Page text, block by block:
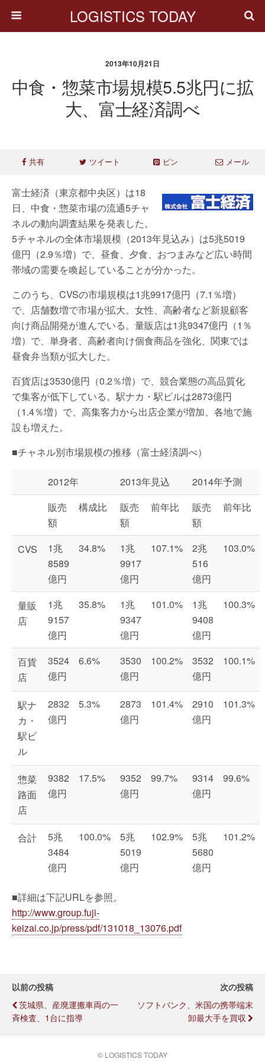
LOGISTICS TODAY
2013年10月21日
中食・惣菜市場規模5.5兆円に拡
大、富士経済調べ
共有 ツイート ピン メール
富士経済（東京都中央区）は18
日、中食・惣菜市場の流通5チャ
ネルの動向調査結果を発表した。
5チャネルの全体市場規模（2013年見込み）は5兆5019
億円（2.9％増）で、昼食、夕食、おつまみなど広い時間
帯域の需要を喚起していることが分かった。
このうち、CVSの市場規模は1兆9917億円（7.1％増）
で、店舗数増で市場が拡大。女性、高齢者など新規顧客
向け商品開発が進んでいる。量販店は1兆9347億円（1％
増）で、単身者、高齢者向け個食商品を強化、関東では
昼食弁当類が拡大した。
百貨店は3530億円（0.2％増）で、競合業態の高品質化
で集客が低下している。駅ナカ・駅ビルは2873億円
（1.4％増）で、高集客力から出店企業が増加、各地で施
設も増えた。
■チャネル別市場規模の推移（富士経済調べ）
2012年 2013年見込
2014年予測
販売
額
構成比
販売
額
前年比
販売
額
前年比
CVS
1兆
8589
億円
34.8%
1兆
9917
億円
107.1%
2兆
516
億円
103.0%
量販
店
1兆
9157
億円
35.8%
1兆
9347
億円
101.0%
1兆
9408
億円
100.3%
百貨
店
3524
億円
6.6%
3530
億円
100.2%
3532
億円
100.1%
駅ナ
カ・
駅ビ
ル
2832
億円
5.3%
2873
億円
101.4%
2910
億円
101.3%
惣菜
路面
店
9382
億円
17.5%
9352
億円
99.7%
9314
億円
99.6%
合計
5兆
3484
億円
100.0%
5兆
5019
億円
102.9%
5兆
5680
億円
101.2%
■詳細は下記URLを参照。
http://www.group.fuji-
keizai.co.jp/press/pdf/131018_13076.pdf
以前の投稿
茨城県、産廃運搬車両の一
斉検査、1台に指導
次の投稿
ソフトバンク、米国の携帯端末
卸最大手を買収
© LOGISTICS TODAY